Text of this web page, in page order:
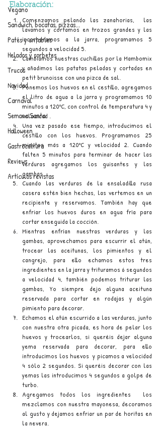
Vegano
Sandwich, bocatas, pizzas...
Patés y untables
Helados y sorbetes
Trucos
Navidad
Carnaval
Semana Santa
Halloween
Gastrocultura
Reviews
Artículos revistas
Elaboración:
Comenzamos pelando las zanahorias,  las
lavamos y cortamos en trozos grandes y las
incorporamos a la jarra, programamos 5
segundos a velocidad 5.
Cambiamos nuestras cuchillas por la Mambomix
y añadimos las patatas peladas y cortadas en
petit brunoisse con una pizca de sal.
Ponemos los huevos en el cestillo, agregamos
el litro de agua a la jarra y programamos 10
minutos a 120ºC, con control de temperatura 4 y
velocidad .
Una vez pasado ese tiempo, introducimos el
cestillo con los huevos. Programamos 25
minutos más a 120ºC y velocidad 2. Cuando
falten 5 minutos para terminar de hacer las
verduras agregamos los guisantes y las
gambas.
Cuando las verduras de la ensaladilla rusa
casera estén bien hechas, las vertemos en un
recipiente y reservamos. También hay que
enfriar los huevos duros en agua fría para
cortar enseguida la cocción.
Mientras enfrían nuestras verduras y las
gambas, aprovechamos para escurrir el atún,
trocear las aceitunas, los pimientos y el
cangrejo, para ello echamos estos tres
ingredientes en la jarra y trituramos 6 segundos
a velocidad 4, también podemos triturar las
gambas, Yo siempre dejo alguna aceituna
reservada para cortar en rodajas y algún
pimiento para decorar.
Echamos el atún escurrido a las verduras, junto
con nuestra otra picada, es hora de pelar los
huevos y trocearlos, si queréis dejar alguna
yema reservada para decorar, para ello
introducimos los huevos  y picamos a velocidad
4 sólo 2 segundos. Si queréis decorar con las
yemas las introducimos 4 segundos a golpe de
turbo.
Agregamos todos los ingredientes  los
mezclamos con nuestra mayonesa, decoramos
al gusto y dejamos enfriar un par de horitas en
la nevera.